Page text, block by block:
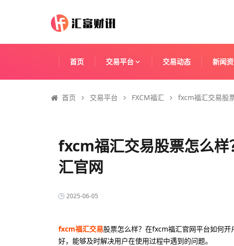
首页 交易平台 交易动态 新闻
首页 交易平台 FXCM福汇 fxcm福汇交易股
fxcm福汇交易股票怎么
汇官网
2025-06-05
fxcm福汇交易股票怎么样？在fxcm福汇官网平台如何
好，能够及时解决用户在使用过程中遇到的问题。